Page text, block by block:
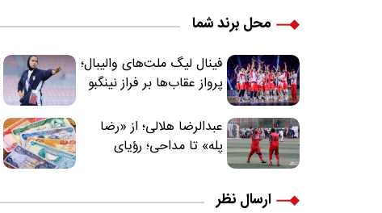
محل برند شما
فینال لیگ ملت‌های والیبال؛
پرواز عقاب‌ها بر فراز نینگبو
عبدالرضا هلالی؛ از «رضا
پله» تا مداحی؛ رؤیای
ارسال نظر